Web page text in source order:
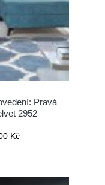
Pravá
2952
Kč